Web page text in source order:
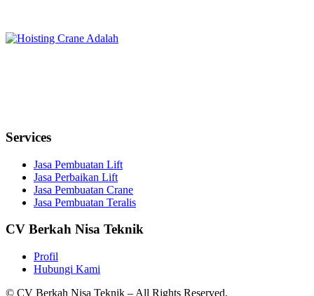
Services
Jasa Pembuatan Lift
Jasa Perbaikan Lift
Jasa Pembuatan Crane
Jasa Pembuatan Teralis
CV Berkah Nisa Teknik
Profil
Hubungi Kami
© CV Berkah Nisa Teknik – All Rights Reserved.